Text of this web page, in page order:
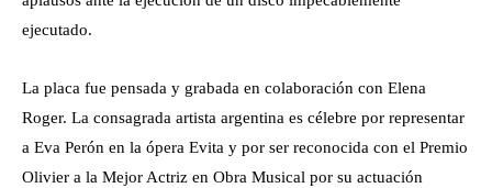
ejecutado.
La placa fue pensada y grabada en colaboración con Elena
Roger. La consagrada artista argentina es célebre por representar
a Eva Perón en la ópera Evita y por ser reconocida con el Premio
Olivier a la Mejor Actriz en Obra Musical por su actuación